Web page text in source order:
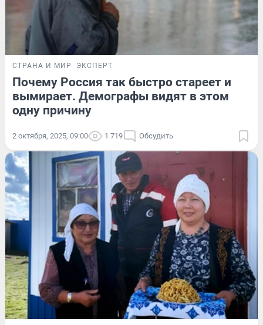
СТРАНА И МИР ЭКСПЕРТ
Почему Россия так быстро стареет и
вымирает. Демографы видят в этом
одну причину
2 октября, 2025, 09:00 1 719 Обсудить